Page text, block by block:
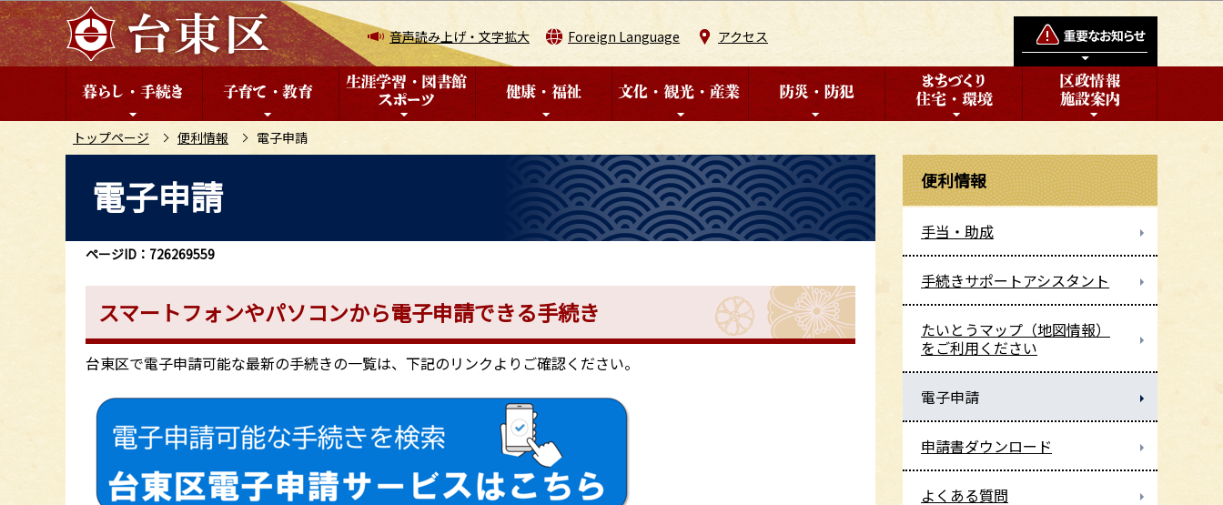
こ
の
ペ
音声読み上げ・文字拡大 Foreign Language アクセス
トップページ 便利情報 電子申請
こ
電子申請
ページID：726269559
スマートフォンやパソコンから電子申請できる手続き
台東区で電子申請可能な最新の手続きの一覧は、下記のリンクよりご確認ください。
便利情報
手当・助成
手続きサポートアシスタント
たいとうマップ（地図情報）
をご利用ください
電子申請
申請書ダウンロード
よくある質問